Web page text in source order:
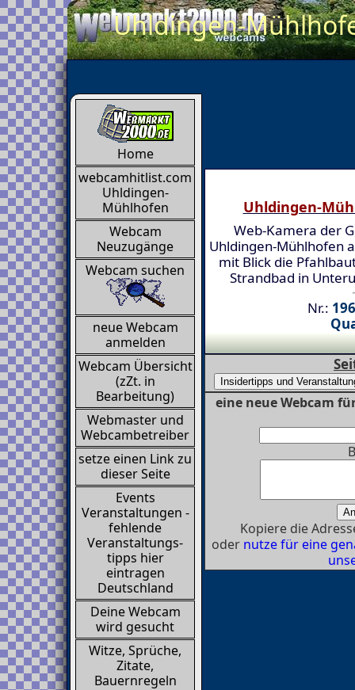
Uhldingen-
Home
webcamhitlist.com
Uhldingen-
Mühlhofen
Webcam
Neuzugänge
Webcam suchen
neue Webcam
anmelden
Webcam Übersicht
(zZt. in
Bearbeitung)
Webmaster und
Webcambetreiber
setze einen Link zu
dieser Seite
Events
Veranstaltungen -
fehlende
Veranstaltungs-
tipps hier
eintragen
Deutschland
Deine Webcam
wird gesucht
Witze, Sprüche,
Zitate,
Bauernregeln
Uhldingen-
Web-Kamera der
Uhldingen-Mühlhofen
mit Blick die
Strandbad in
Nr.:
eine neue Webcam
Kopiere die
oder nutze für eine